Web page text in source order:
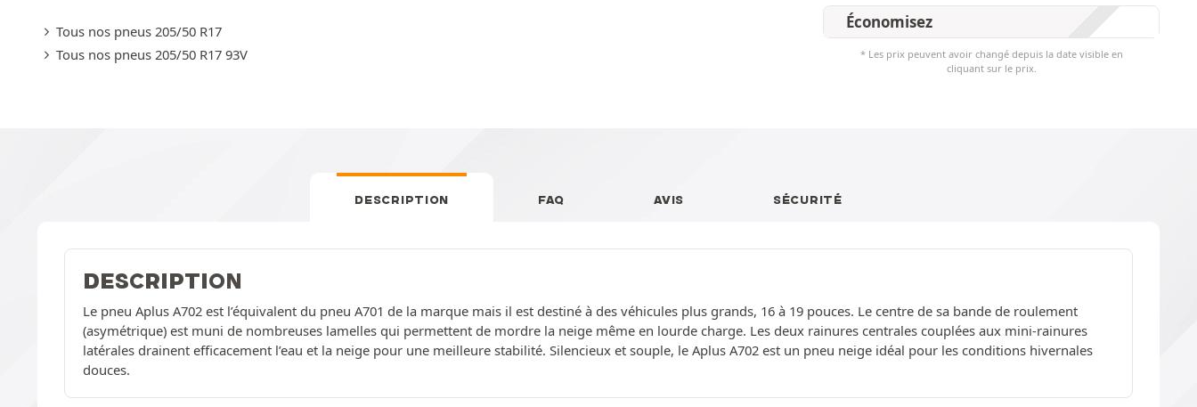
Tous nos pneus 205/50 R17
Tous nos pneus 205/50 R17 93V
Économisez
* Les prix peuvent avoir changé depuis la date visible en
cliquant sur le prix.
DESCRIPTION FAQ AVIS SÉCURITÉ
DESCRIPTION
Le pneu Aplus A702 est l’équivalent du pneu A701 de la marque mais il est destiné à des véhicules plus grands, 16 à 19 pouces. Le centre de sa bande de roulement
(asymétrique) est muni de nombreuses lamelles qui permettent de mordre la neige même en lourde charge. Les deux rainures centrales couplées aux mini-rainures
latérales drainent efficacement l’eau et la neige pour une meilleure stabilité. Silencieux et souple, le Aplus A702 est un pneu neige idéal pour les conditions hivernales
douces.